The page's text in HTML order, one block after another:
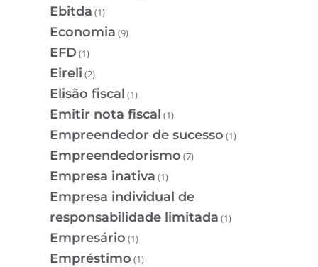
Ebitda (1)
Economia (9)
EFD (1)
Eireli (2)
Elisão fiscal (1)
Emitir nota fiscal (1)
Empreendedor de sucesso (1)
Empreendedorismo (7)
Empresa inativa (1)
Empresa individual de
responsabilidade limitada (1)
Empresário (1)
Empréstimo (1)